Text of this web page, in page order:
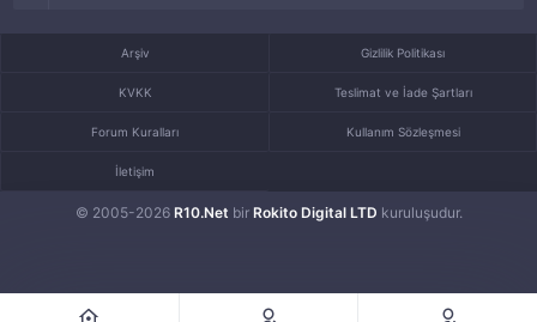
© 2005-2026 R10.Net bir Rokito Digital LTD kuruluşudur.
Arşiv Gizlilik Politikası
KVKK Teslimat ve İade Şartları
Forum Kuralları Kullanım Sözleşmesi
İletişim